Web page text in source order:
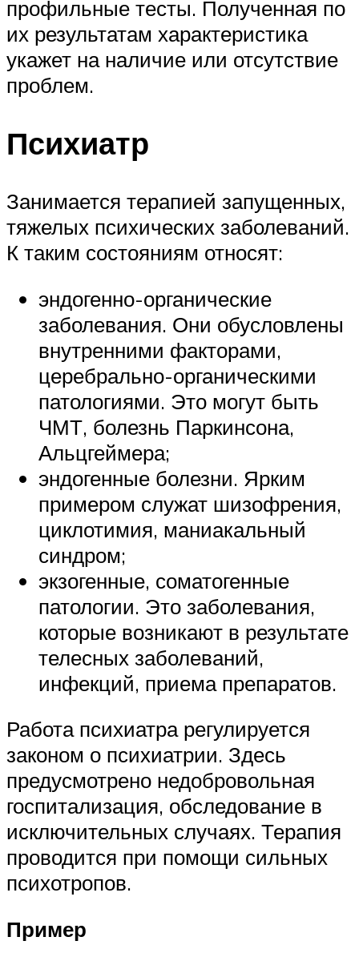
профильные тесты. Полученная по
их результатам характеристика
укажет на наличие или отсутствие
проблем.
Психиатр
Занимается терапией запущенных,
тяжелых психических заболеваний.
К таким состояниям относят:
эндогенно-органические
заболевания. Они обусловлены
внутренними факторами,
церебрально-органическими
патологиями. Это могут быть
ЧМТ, болезнь Паркинсона,
Альцгеймера;
эндогенные болезни. Ярким
примером служат шизофрения,
циклотимия, маниакальный
синдром;
экзогенные, соматогенные
патологии. Это заболевания,
которые возникают в результате
телесных заболеваний,
инфекций, приема препаратов.
Работа психиатра регулируется
законом о психиатрии. Здесь
предусмотрено недобровольная
госпитализация, обследование в
исключительных случаях. Терапия
проводится при помощи сильных
психотропов.
Пример